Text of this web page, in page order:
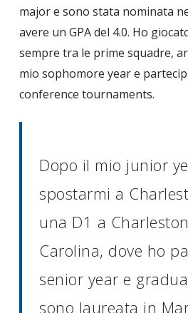
major e sono stata nominata
avere un GPA del 4.0. Ho
sempre tra le prime squadre,
mio sophomore year e
conference tournaments.
Dopo il mio junior
spostarmi a
una D1 a
Carolina, dove ho
senior year e
sono laureata in